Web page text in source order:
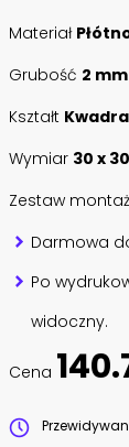
Materiał
Grubość 2 mm
Kształt
Wymiar 30 x
Zestaw
Darmowa
Po
widoczny.
Cena